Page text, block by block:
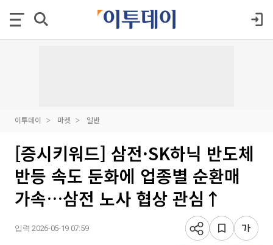
이투데이 마켓 일반
[증시키워드] 삼전·SK하닉 반도체
반등 속도 둔화에 업종별 순환매
가속…삼전 노사 협상 관심↑
입력 2026-05-19 07:59